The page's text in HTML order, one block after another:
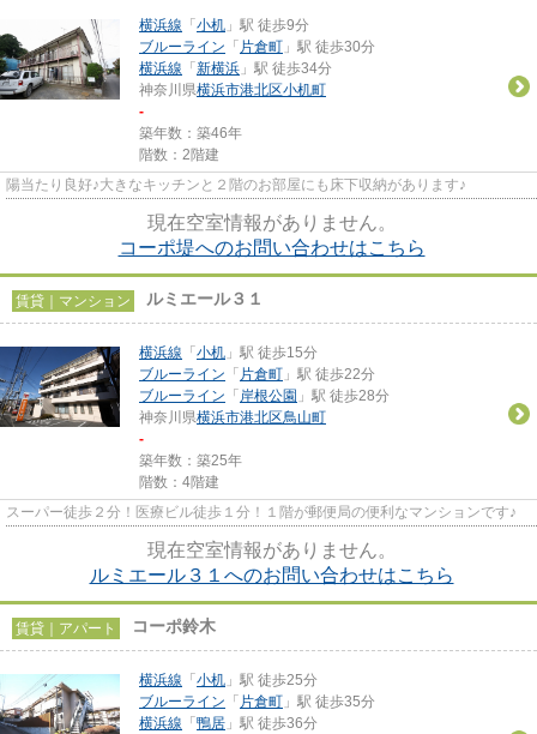
横浜線 「 小机 」駅 徒歩9分
ブルーライン 「 片倉町 」駅 徒歩30分
横浜線 「 新横浜 」駅 徒歩34分
神奈川県横浜市港北区小机町
-
築年数：築46年
階数：2階建
陽当たり良好♪大きなキッチンと２階のお部屋にも床下収納があります♪
現在空室情報がありません。
コーポ堤へのお問い合わせはこちら
賃貸｜マンション ルミエール３１
横浜線 「 小机 」駅 徒歩15分
ブルーライン 「 片倉町 」駅 徒歩22分
ブルーライン 「 岸根公園 」駅 徒歩28分
神奈川県横浜市港北区鳥山町
-
築年数：築25年
階数：4階建
スーパー徒歩２分！医療ビル徒歩１分！１階が郵便局の便利なマンションです♪
現在空室情報がありません。
ルミエール３１へのお問い合わせはこちら
賃貸｜アパート コーポ鈴木
横浜線 「 小机 」駅 徒歩25分
ブルーライン 「 片倉町 」駅 徒歩35分
横浜線 「 鴨居 」駅 徒歩36分